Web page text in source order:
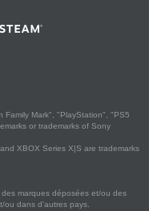
Family Mark", "PlayStation", "PS5
or trademarks of Sony
XBOX Series X|S are trademarks
marques déposées et/ou des
ou dans d'autres pays.